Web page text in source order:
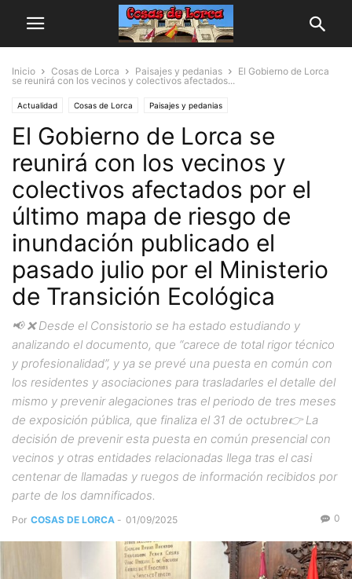
Inicio Cosas de Lorca Paisajes y pedanias
El Gobierno de Lorca
se reunirá con los vecinos y colectivos afectados...
Actualidad Cosas de Lorca Paisajes y pedanias
El Gobierno de Lorca se
reunirá con los vecinos y
colectivos afectados por el
último mapa de riesgo de
inundación publicado el
pasado julio por el Ministerio
de Transición Ecológica
📢 ❌ Desde el Consistorio se ha estado estudiando y
analizando el documento, que “carece de total rigor técnico
y profesionalidad”, y ya se prevé una puesta en común con
los residentes y asociaciones para trasladarles el detalle del
mismo y prevenir alegaciones tras el periodo de tres meses
de exposición pública, que finaliza el 31 de octubre👉 La
decisión de prevenir esta puesta en común presencial con
vecinos y otras entidades relacionadas llega tras el casi
centenar de llamadas y ruegos de información recibidos por
parte de los damnificados.
Por COSAS DE LORCA - 01/09/2025 0